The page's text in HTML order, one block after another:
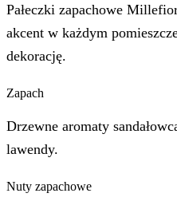
Pałeczki zapachowe
akcent w każdym
dekorację.
Zapach
Drzewne aromaty
lawendy.
Nuty zapachowe